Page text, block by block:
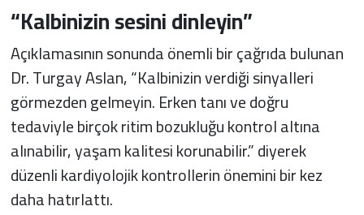
“Kalbinizin sesini dinleyin”
Açıklamasının sonunda önemli bir çağrıda bulunan
Dr. Turgay Aslan, “Kalbinizin verdiği sinyalleri
görmezden gelmeyin. Erken tanı ve doğru
tedaviyle birçok ritim bozukluğu kontrol altına
alınabilir, yaşam kalitesi korunabilir.” diyerek
düzenli kardiyolojik kontrollerin önemini bir kez
daha hatırlattı.